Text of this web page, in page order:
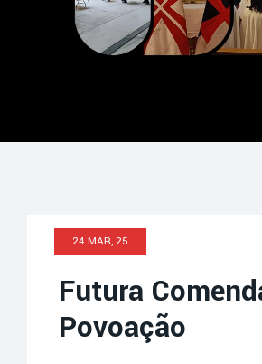
Category:
24 MAR, 25
Futura
Povoação